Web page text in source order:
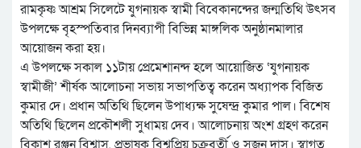
রামকৃষ্ণ আশ্রম সিলেটে যুগনায়ক স্বামী বিবেকানন্দের জন্মতিথি উৎসব
উপলক্ষে বৃহস্পতিবার দিনব্যাপী বিভিন্ন মাঙ্গলিক অনুষ্ঠানমালার
আয়োজন করা হয়।
এ উপলক্ষে সকাল ১১টায় প্রেমেশানন্দ হলে আয়োজিত ‘যুগনায়ক
স্বামীজী’ শীর্ষক আলোচনা সভায় সভাপতিত্ব করেন অধ্যাপক বিজিত
কুমার দে। প্রধান অতিথি ছিলেন উপাধ্যক্ষ সুষেন্দ্র কুমার পাল। বিশেষ
অতিথি ছিলেন প্রকৌশলী সুধাময় দেব। আলোচনায় অংশ গ্রহণ করেন